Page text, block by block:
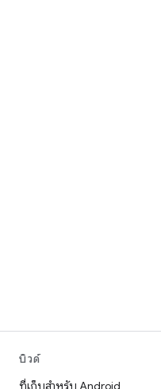
บิวด์
ที่เก็บสำหรับ Android